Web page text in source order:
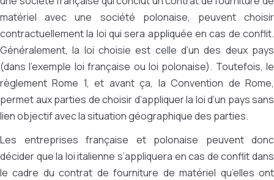
matériel avec une société polonaise, peuvent choisir
contractuellement la loi qui sera appliquée en cas de conflit.
Généralement, la loi choisie est celle d’un des deux pays
(dans l’exemple loi française ou loi polonaise). Toutefois, le
règlement Rome 1, et avant ça, la Convention de Rome,
permet aux parties de choisir d’appliquer la loi d’un pays sans
lien objectif avec la situation géographique des parties.
Les entreprises française et polonaise peuvent donc
décider que la loi italienne s’appliquera en cas de conflit dans
le cadre du contrat de fourniture de matériel qu’elles ont